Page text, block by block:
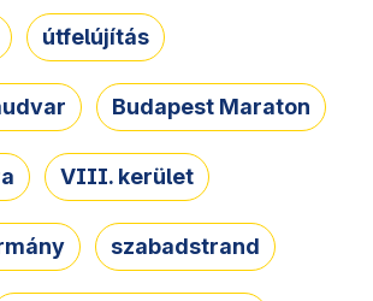
útfelújítás
Budapest Maraton
VIII. kerület
szabadstrand